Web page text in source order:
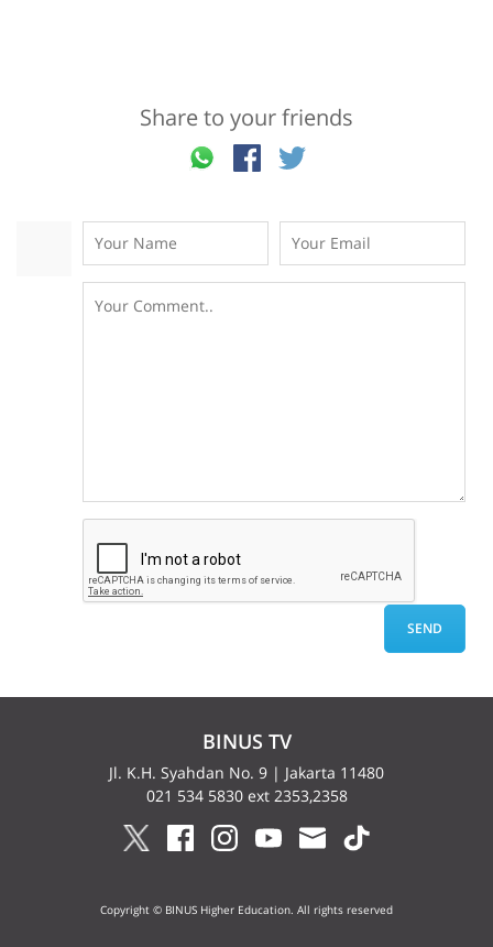
Share to your friends
BINUS TV
Jl. K.H. Syahdan No. 9 | Jakarta 11480
021 534 5830 ext 2353,2358
Copyright © BINUS Higher Education. All rights reserved